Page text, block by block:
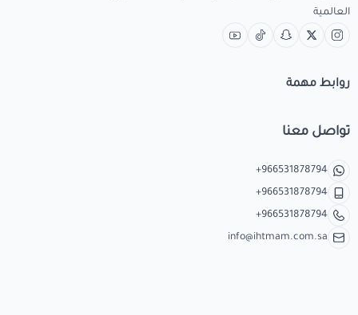
العالمية
روابط مهمة
تواصل معنا
+966531878794
+966531878794
+966531878794
info@ihtmam.com.sa